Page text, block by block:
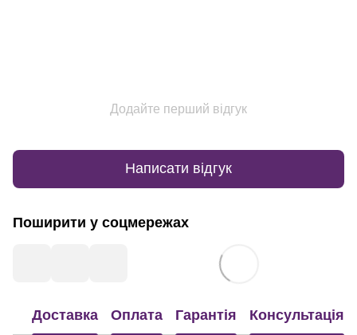
Додайте перший відгук
Написати відгук
Поширити у соцмережах
Доставка Оплата Гарантія Консультація